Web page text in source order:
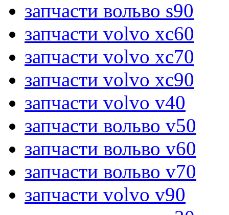
запчасти вольво s90
запчасти volvo xc60
запчасти volvo xc70
запчасти volvo xc90
запчасти volvo v40
запчасти вольво v50
запчасти вольво v60
запчасти вольво v70
запчасти volvo v90